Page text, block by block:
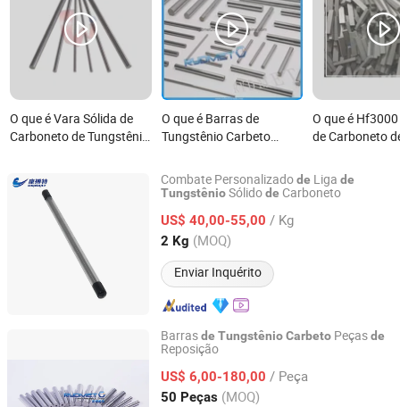
O que é Vara Sólida de
Carboneto de Tungstênio
O que é Barras de
Tungstênio Carbeto
Rydmet
O que é
de Carboneto
Revestimento
Estabilizadores
Combate Personalizadode Liga de
TungstênioSólidode Carboneto
US$ 40,00-55,00 / Kg
2 Kg (MOQ)
Enviar Inquérito
LUOYANG COMBAT TUNGSTEN & MOLYBDENUM
MATERIAL CO., LTD.
Henan, China
Barrasde TungstênioCarbeto Peçasde
Reposição
US$ 6,00-180,00 / Peça
50 Peças (MOQ)
ZHUZHOU RYDMET IMPORT & EXPORT CO., LTD.
Hunan, China Desde 2018